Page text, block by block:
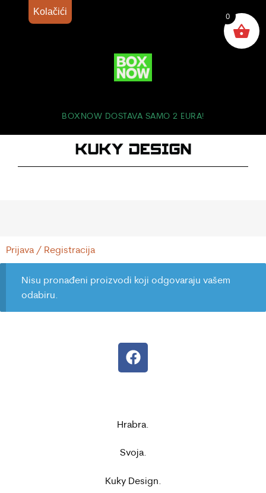
BOXNOW DOSTAVA SAMO 2 EURA!
Prijava / Registracija
Nisu pronađeni proizvodi koji odgovaraju vašem
odabiru.
Hrabra.
Svoja.
Kuky Design.
0
Kolačići